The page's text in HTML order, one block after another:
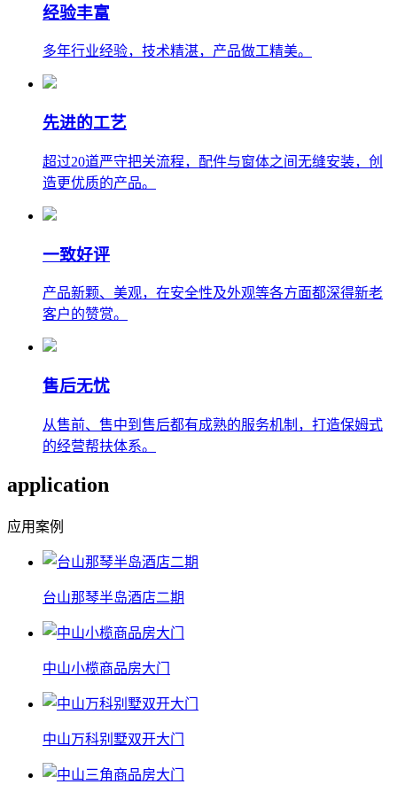
经验丰富
多年行业经验，技术精湛，产品做工精美。
先进的工艺
超过20道严守把关流程，配件与窗体之间无缝安装，创
造更优质的产品。
一致好评
产品新颗、美观，在安全性及外观等各方面都深得新老
客户的赞赏。
售后无忧
从售前、售中到售后都有成熟的服务机制，打造保姆式
的经营帮扶体系。
application
应用案例
台山那琴半岛酒店二期
中山小榄商品房大门
中山万科别墅双开大门